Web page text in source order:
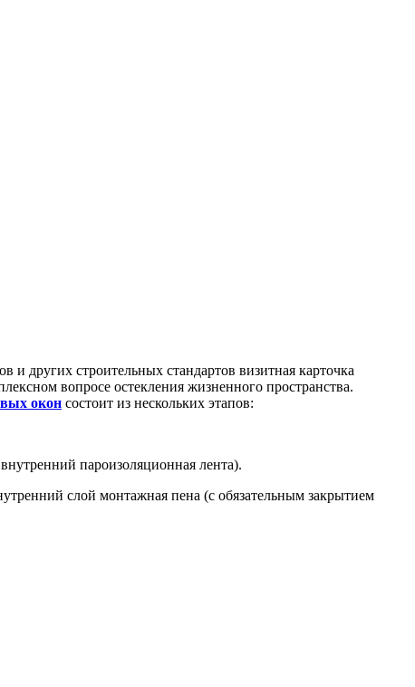
других строительных стандартов визитная карточка
вопросе остекления жизненного пространства.
окон состоит из нескольких этапов:
пароизоляционная лента).
слой монтажная пена (с обязательным закрытием